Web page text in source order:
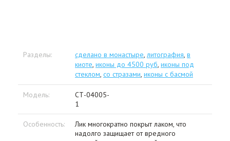
Разделы: сделано в монастыре, литография, в
киоте, иконы до 4500 руб, иконы под
стеклом, со стразами, иконы с басмой
Модель:
СТ-04005-
1
Особенность:
Лик многократно покрыт лаком, что
надолго защищает от вредного